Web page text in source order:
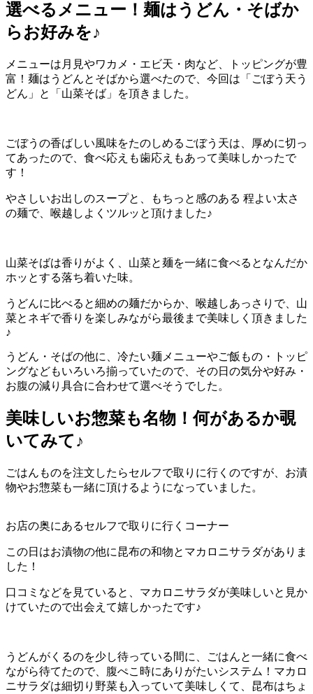
選べるメニュー！麺はうどん・そばか
らお好みを♪
メニューは月見やワカメ・エビ天・肉など、トッピングが豊
富！麺はうどんとそばから選べたので、今回は「ごぼう天う
どん」と「山菜そば」を頂きました。
ごぼうの香ばしい風味をたのしめるごぼう天は、厚めに切っ
てあったので、食べ応えも歯応えもあって美味しかったで
す！
やさしいお出しのスープと、もちっと感のある 程よい太さ
の麺で、喉越しよくツルッと頂けました♪
山菜そばは香りがよく、山菜と麺を一緒に食べるとなんだか
ホッとする落ち着いた味。
うどんに比べると細めの麺だからか、喉越しあっさりで、山
菜とネギで香りを楽しみながら最後まで美味しく頂きました
♪
うどん・そばの他に、冷たい麺メニューやご飯もの・トッピ
ングなどもいろいろ揃っていたので、その日の気分や好み・
お腹の減り具合に合わせて選べそうでした。
美味しいお惣菜も名物！何があるか覗
いてみて♪
ごはんものを注文したらセルフで取りに行くのですが、お漬
物やお惣菜も一緒に頂けるようになっていました。
お店の奥にあるセルフで取りに行くコーナー
この日はお漬物の他に昆布の和物とマカロニサラダがありま
した！
口コミなどを見ていると、マカロニサラダが美味しいと見か
けていたので出会えて嬉しかったです♪
うどんがくるのを少し待っている間に、ごはんと一緒に食べ
ながら待てたので、腹ぺこ時にありがたいシステム！マカロ
ニサラダは細切り野菜も入っていて美味しくて、昆布はちょ